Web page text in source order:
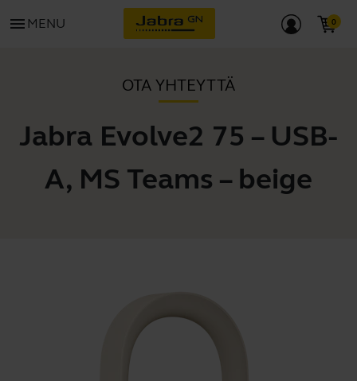
menu MENU
OTA YHTEYTTÄ
Jabra Evolve2 75 – USB-
A, MS Teams – beige